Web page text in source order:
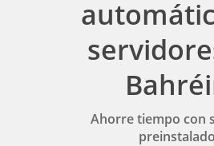
Ahorre tiempo con
preinstalado